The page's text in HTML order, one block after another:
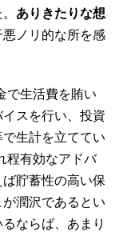
ありきたりな想
悪ノリ的な所を感
で生活費を賄い
スを行い、投資
生計を立ててい
程有効なアドバ
貯蓄性の高い保
潤沢であるとい
ならば、あまり